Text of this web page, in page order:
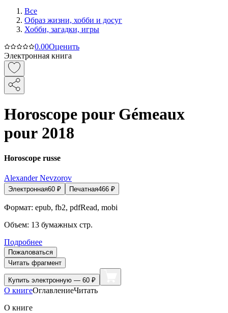
Все
Образ жизни, хобби и досуг
Хобби, загадки, игры
0.00Оценить
Электронная книга
Horoscope pour Gémeaux
pour 2018
Horoscope russe
Alexander Nevzorov
Электронная60 ₽ Печатная466 ₽
Формат: epub, fb2, pdfRead, mobi
Объем: 13 бумажных стр.
Подробнее
Пожаловаться
Читать фрагмент
Купить электронную — 60 ₽
О книгеОглавлениеЧитать
О книге